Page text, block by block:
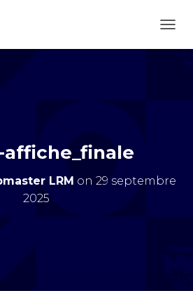
affiche_finale
LRM on 29 septembre
2025